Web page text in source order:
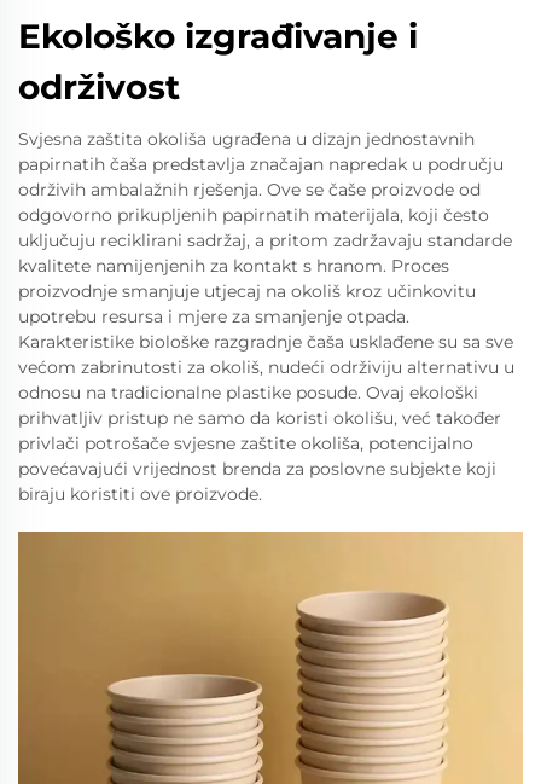
Ekološko izgrađivanje i
održivost
Svjesna zaštita okoliša ugrađena u dizajn jednostavnih
papirnatih čaša predstavlja značajan napredak u području
održivih ambalažnih rješenja. Ove se čaše proizvode od
odgovorno prikupljenih papirnatih materijala, koji često
uključuju reciklirani sadržaj, a pritom zadržavaju standarde
kvalitete namijenjenih za kontakt s hranom. Proces
proizvodnje smanjuje utjecaj na okoliš kroz učinkovitu
upotrebu resursa i mjere za smanjenje otpada.
Karakteristike biološke razgradnje čaša usklađene su sa sve
većom zabrinutosti za okoliš, nudeći održiviju alternativu u
odnosu na tradicionalne plastike posude. Ovaj ekološki
prihvatljiv pristup ne samo da koristi okolišu, već također
privlači potrošače svjesne zaštite okoliša, potencijalno
povećavajući vrijednost brenda za poslovne subjekte koji
biraju koristiti ove proizvode.